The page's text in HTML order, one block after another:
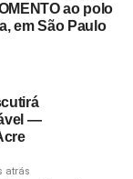
ao polo
em São Paulo
—
atrás